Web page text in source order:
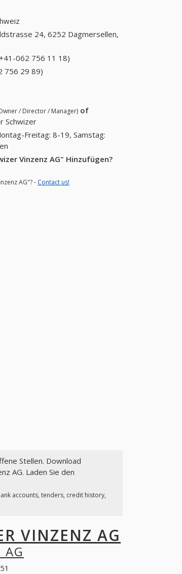
24, 6252 Dagmersellen,
062 756 11 18)
756 29 89)
/ Director / Manager) of
Schwizer
Freitag: 8-19, Samstag:
Vinzenz AG" Hinzufügen?
AG"? - Contact us!
Stellen. Download
AG. Laden Sie den
accounts, tenders, credit history,
VINZENZ AG
AG